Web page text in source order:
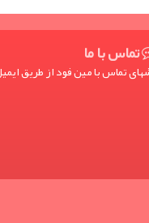
تماس با ما
تماس با مین فود از طریق